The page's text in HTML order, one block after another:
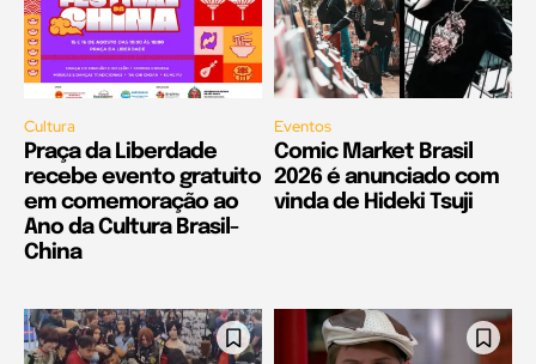
Cultura
Praça da Liberdade
recebe evento gratuito
em comemoração ao
Ano da Cultura Brasil-
China
Eventos
Comic Market Brasil
2026 é anunciado com
vinda de Hideki Tsuji